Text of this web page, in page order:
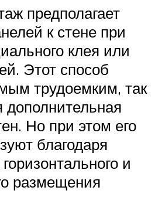
предполагает
к стене при
клея или
Этот способ
трудоемким, так
дополнительная
Но при этом его
благодаря
и
размещения